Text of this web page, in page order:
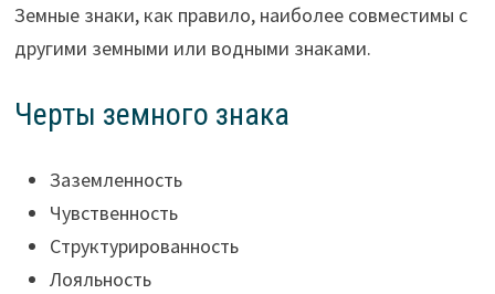
Земные знаки, как правило, наиболее совместимы с
другими земными или водными знаками.
Черты земного знака
Заземленность
Чувственность
Структурированность
Лояльность